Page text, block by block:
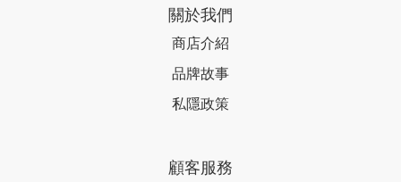
關於我們
商店介紹
品牌故事
私隱政策
顧客服務